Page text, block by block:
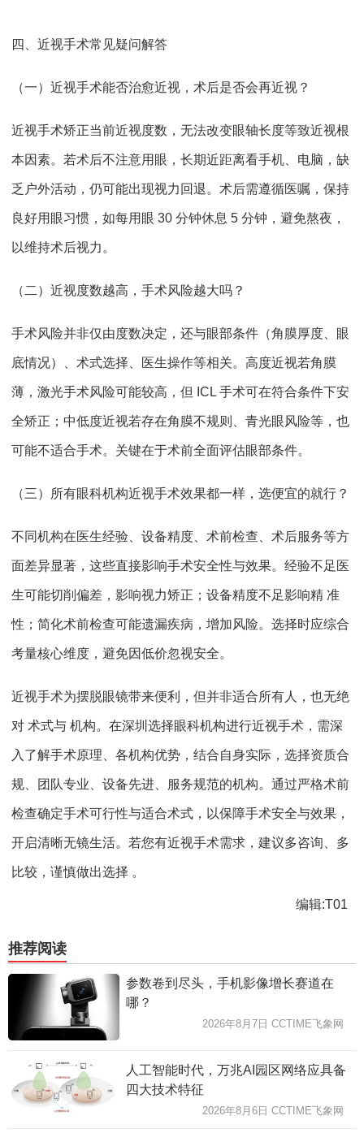
四、近视手术常见疑问解答
（一）近视手术能否治愈近视，术后是否会再近视？
近视手术矫正当前近视度数，无法改变眼轴长度等致近视根
本因素。若术后不注意用眼，长期近距离看手机、电脑，缺
乏户外活动，仍可能出现视力回退。术后需遵循医嘱，保持
良好用眼习惯，如每用眼 30 分钟休息 5 分钟，避免熬夜，
以维持术后视力。
（二）近视度数越高，手术风险越大吗？
手术风险并非仅由度数决定，还与眼部条件（角膜厚度、眼
底情况）、术式选择、医生操作等相关。高度近视若角膜
薄，激光手术风险可能较高，但 ICL 手术可在符合条件下安
全矫正；中低度近视若存在角膜不规则、青光眼风险等，也
可能不适合手术。关键在于术前全面评估眼部条件。
（三）所有眼科机构近视手术效果都一样，选便宜的就行？
不同机构在医生经验、设备精度、术前检查、术后服务等方
面差异显著，这些直接影响手术安全性与效果。经验不足医
生可能切削偏差，影响视力矫正；设备精度不足影响精 准
性；简化术前检查可能遗漏疾病，增加风险。选择时应综合
考量核心维度，避免因低价忽视安全。
近视手术为摆脱眼镜带来便利，但并非适合所有人，也无绝
对 术式与 机构。在深圳选择眼科机构进行近视手术，需深
入了解手术原理、各机构优势，结合自身实际，选择资质合
规、团队专业、设备先进、服务规范的机构。通过严格术前
检查确定手术可行性与适合术式，以保障手术安全与效果，
开启清晰无镜生活。若您有近视手术需求，建议多咨询、多
比较，谨慎做出选择 。
编辑:T01
推荐阅读
参数卷到尽头，手机影像增长赛道在
哪？
2026年8月7日 CCTIME飞象网
人工智能时代，万兆AI园区网络应具备
四大技术特征
2026年8月6日 CCTIME飞象网